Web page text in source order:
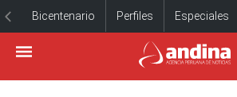
Bicentenario Perfiles Especiales